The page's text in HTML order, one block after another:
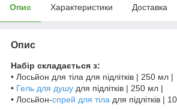
Опис Характеристики Доставка
Опис
Набір складається з:
• Лосьйон для тіла для підлітків | 250 мл |
• Гель для душу для підлітків | 250 мл |
• Лосьйон-спрей для тіла для підлітків |